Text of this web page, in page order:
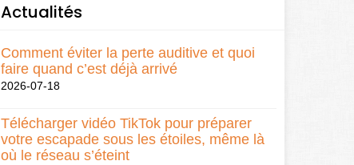
Actualités
Comment éviter la perte auditive et quoi
faire quand c’est déjà arrivé
2026-07-18
Télécharger vidéo TikTok pour préparer
votre escapade sous les étoiles, même là
où le réseau s’éteint